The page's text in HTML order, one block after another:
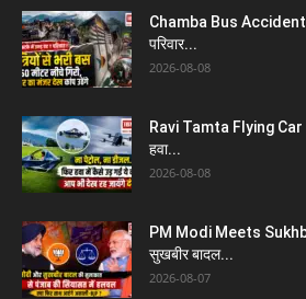
Chamba Bus
परिवार...
2026-08-08
Ravi Tamta Flying Car :
हवा...
2026-08-08
PM Modi Meets
सुखबीर बादल...
2026-08-07